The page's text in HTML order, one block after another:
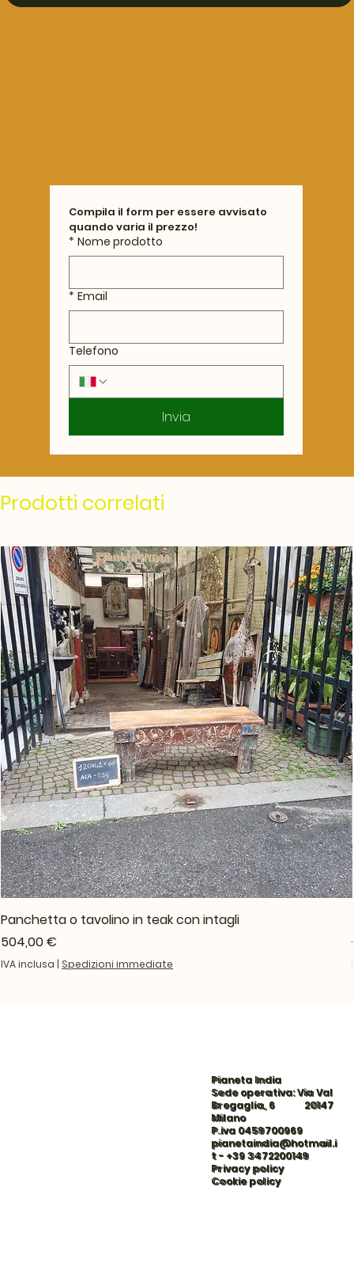
Compila il form per essere avvisato
quando varia il prezzo!
* Nome prodotto
* Email
Telefono
Invia
Prodotti correlati
Panchetta o tavolino in teak con intagli
Prezzo
504,00 €
IVA inclusa | Spedizioni immediate
Pianeta India
Sede operativa: Via Val
Bregaglia, 6 20147
Milano
P.iva 0459700969
pianetaindia@hotmail.i
t- +39 3472200149
Privacy policy
Cookie policy